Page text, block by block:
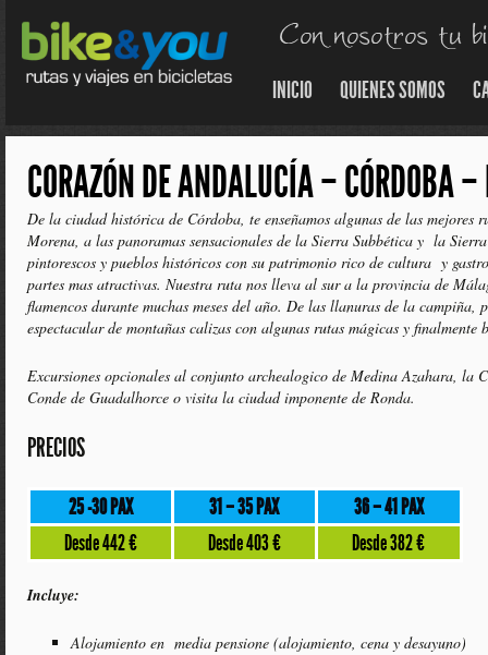
INICIO QUIENES SOMOS
CORAZÓN DE ANDALUCÍA – CÓRDOBA
De la ciudad histórica de Córdoba, te enseñamos algunas de las mejores
Morena, a las panoramas sensacionales de la Sierra Subbética y la
pintorescos y pueblos históricos con su patrimonio rico de cultura y
partes mas atractivas. Nuestra ruta nos lleva al sur a la provincia de
flamencos durante muchas meses del año. De las llanuras de la
espectacular de montañas calizas con algunas rutas mágicas y
Excursiones opcionales al conjunto archealogico de Medina Azahara, la
Conde de Guadalhorce o visita la ciudad imponente de Ronda.
PRECIOS
25 -30 PAX 31 – 35 PAX
36 – 41 PAX
Desde 442 €
Desde 403 € Desde 382 €
Incluye:
Alojamiento en media pensione (alojamiento, cena y desayuno)